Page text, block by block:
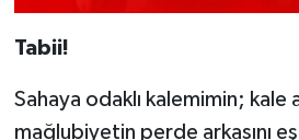
Tabii!
Sahaya odaklı kalemimin; kale
mağlubiyetin perde arkasını